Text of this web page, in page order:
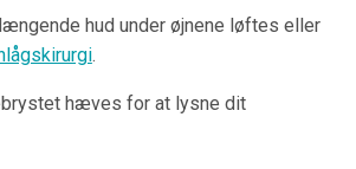
hud under øjnene løftes eller
.
hæves for at lysne dit